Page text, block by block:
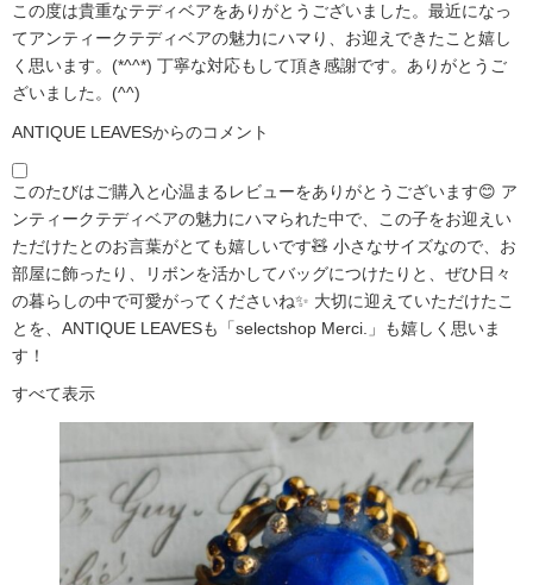
この度は貴重なテディベアをありがとうございました。最近になっ
てアンティークテディベアの魅力にハマり、お迎えできたこと嬉し
く思います。(*^^*) 丁寧な対応もして頂き感謝です。ありがとうご
ざいました。(^^)
ANTIQUE LEAVESからのコメント
このたびはご購入と心温まるレビューをありがとうございます😊 ア
ンティークテディベアの魅力にハマられた中で、この子をお迎えい
ただけたとのお言葉がとても嬉しいです🧸 小さなサイズなので、お
部屋に飾ったり、リボンを活かしてバッグにつけたりと、ぜひ日々
の暮らしの中で可愛がってくださいね✨ 大切に迎えていただけたこ
とを、ANTIQUE LEAVESも「selectshop Merci.」も嬉しく思いま
す！
すべて表示